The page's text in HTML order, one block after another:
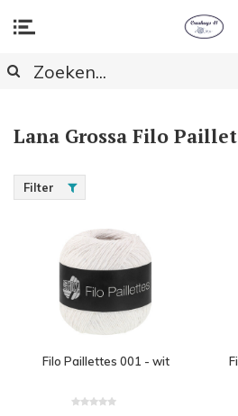
Lana Grossa Filo
Filter
Filo Paillettes 001 - wit